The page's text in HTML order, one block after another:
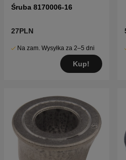
Śruba 8170006-16
27PLN
Na zam. Wysyłka za 2–5 dni
Kup!